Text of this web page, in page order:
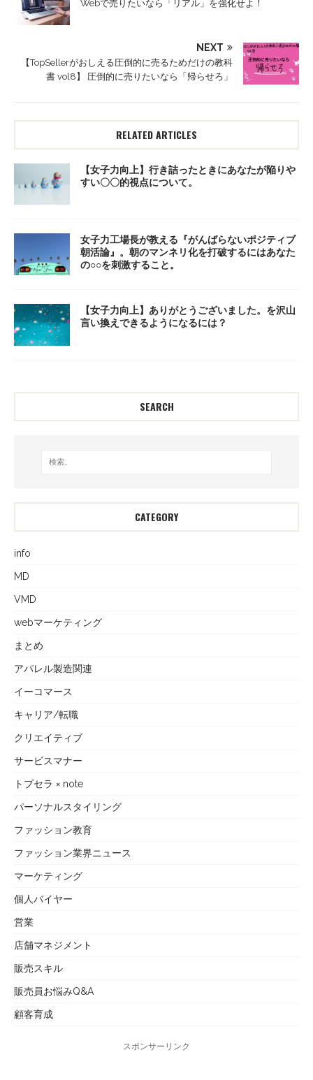
Webで売りたいなら「リアル」を強化せよ！
NEXT
【TopSellerがおしえる圧倒的に売るためだけの教科
書 vol8】 圧倒的に売りたいなら「帰らせろ」
RELATED ARTICLES
【女子力向上】行き詰ったときにあなたが陥りや
すい〇〇的視点について。
女子力工場長が教える『がんばらないポジティブ
朝活論』。朝のマンネリ化を打破するにはあなた
の○○を刺激すること。
【女子力向上】ありがとうございました。を沢山
言い換えできるようになるには？
SEARCH
CATEGORY
info
MD
VMD
webマーケティング
まとめ
アパレル製造関連
イーコマース
キャリア/転職
クリエイティブ
サービスマナー
トプセラ × note
パーソナルスタイリング
ファッション教育
ファッション業界ニュース
マーケティング
個人バイヤー
営業
店舗マネジメント
販売スキル
販売員お悩みQ&A
顧客育成
スポンサーリンク